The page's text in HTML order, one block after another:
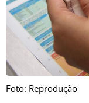
Foto: Reprodução